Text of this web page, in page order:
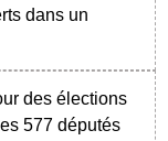
dans un
des élections
577 députés